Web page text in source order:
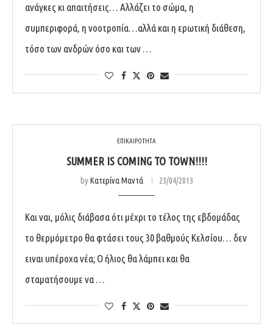
ανάγκες κι απαιτήσεις… Αλλάζει το σώμα, η
συμπεριφορά, η νοοτροπία…αλλά και η ερωτική διάθεση,
τόσο των ανδρών όσο και των …
ΕΠΙΚΑΙΡΟΤΗΤΑ
SUMMER IS COMING TO TOWN!!!!
byΚατερίνα Μαντά 23/04/2013
Και ναι, μόλις διάβασα ότι μέχρι το τέλος της εβδομάδας
το θερμόμετρο θα φτάσει τους 30 βαθμούς Κελσίου… δεν
ειναι υπέροχα νέα; Ο ήλιος θα λάμπει και θα
σταματήσουμε να …